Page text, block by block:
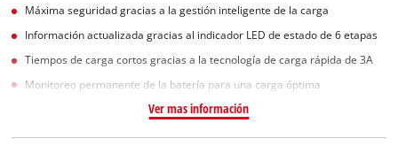
Máxima seguridad gracias a la gestión inteligente de la carga
Información actualizada gracias al indicador LED de estado de 6 etapas
Tiempos de carga cortos gracias a la tecnología de carga rápida de 3A
Monitoreo permanente de la batería para una carga óptima
Ver mas información